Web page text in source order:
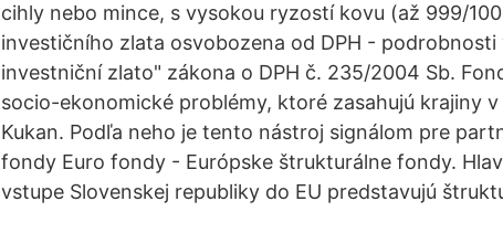
cihly nebo mince, s vysokou ryzostí kovu (až 999/
investičního zlata osvobozena od DPH -
investniční zlato" zákona o DPH č. 235/2004 Sb.
socio-ekonomické problémy, ktoré zasahujú krajiny v
Kukan. Podľa neho je tento nástroj signálom pre
fondy Euro fondy - Európske štrukturálne fondy.
vstupe Slovenskej republiky do EU predstavujú